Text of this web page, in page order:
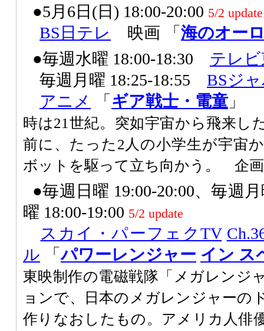
●5月6日(日) 18:00-20:00 5/2 update
BS日テレ 映画 「 海のオー
●毎週水曜 18:00-18:30 テレ
毎週月曜 18:25-18:55 BSジ
アニメ
「 ギア戦士・電童 」
時は21世紀。突如宇宙から飛来し
前に、たった2人の小学生が宇宙
ボットを駆って立ち向かう。 企
●毎週日曜 19:00-20:00、毎週
曜 18:00-19:00 5/2 update
スカイ・パーフェクTV
ル 「パワーレンジャー イン ス
東映制作の電磁戦隊「メガレンジ
ョンで、日本のメガレンジャーの
作りなおしたもの。アメリカ人俳